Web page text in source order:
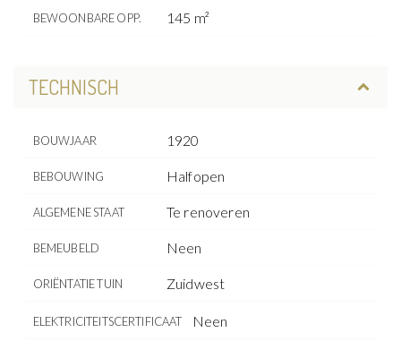
BEWOONBARE OPP. 145 m²
TECHNISCH
BOUWJAAR 1920
BEBOUWING Halfopen
ALGEMENE STAAT Te renoveren
BEMEUBELD Neen
ORIËNTATIE TUIN Zuidwest
ELEKTRICITEITSCERTIFICAAT Neen